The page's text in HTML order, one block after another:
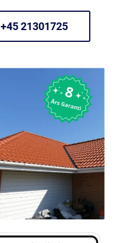
+45 21301725